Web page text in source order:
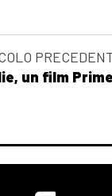
un film